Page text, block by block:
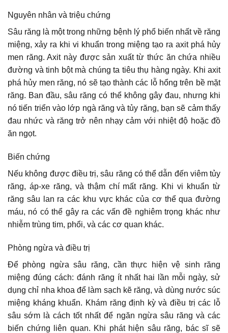
Nguyên nhân và triệu chứng
Sâu răng là một trong những bệnh lý phổ biến nhất về răng
miệng, xảy ra khi vi khuẩn trong miệng tạo ra axit phá hủy
men răng. Axit này được sản xuất từ thức ăn chứa nhiều
đường và tinh bột mà chúng ta tiêu thụ hàng ngày. Khi axit
phá hủy men răng, nó sẽ tạo thành các lỗ hổng trên bề mặt
răng. Ban đầu, sâu răng có thể không gây đau, nhưng khi
nó tiến triển vào lớp ngà răng và tủy răng, bạn sẽ cảm thấy
đau nhức và răng trở nên nhạy cảm với nhiệt độ hoặc đồ
ăn ngọt.
Biến chứng
Nếu không được điều trị, sâu răng có thể dẫn đến viêm tủy
răng, áp-xe răng, và thậm chí mất răng. Khi vi khuẩn từ
răng sâu lan ra các khu vực khác của cơ thể qua đường
máu, nó có thể gây ra các vấn đề nghiêm trọng khác như
nhiễm trùng tim, phổi, và các cơ quan khác.
Phòng ngừa và điều trị
Để phòng ngừa sâu răng, cần thực hiện vệ sinh răng
miệng đúng cách: đánh răng ít nhất hai lần mỗi ngày, sử
dụng chỉ nha khoa để làm sạch kẽ răng, và dùng nước súc
miệng kháng khuẩn. Khám răng định kỳ và điều trị các lỗ
sâu sớm là cách tốt nhất để ngăn ngừa sâu răng và các
biến chứng liên quan. Khi phát hiện sâu răng, bác sĩ sẽ